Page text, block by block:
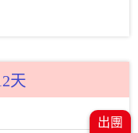
出團
天